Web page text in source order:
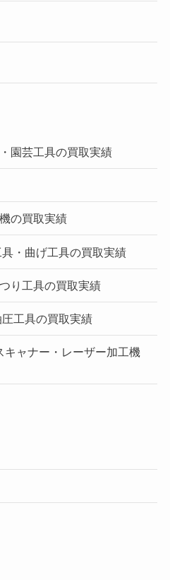
園芸工具の買取実績
の買取実績
・曲げ工具の買取実績
り工具の買取実績
工具の買取実績
キャナー・レーザー加工機